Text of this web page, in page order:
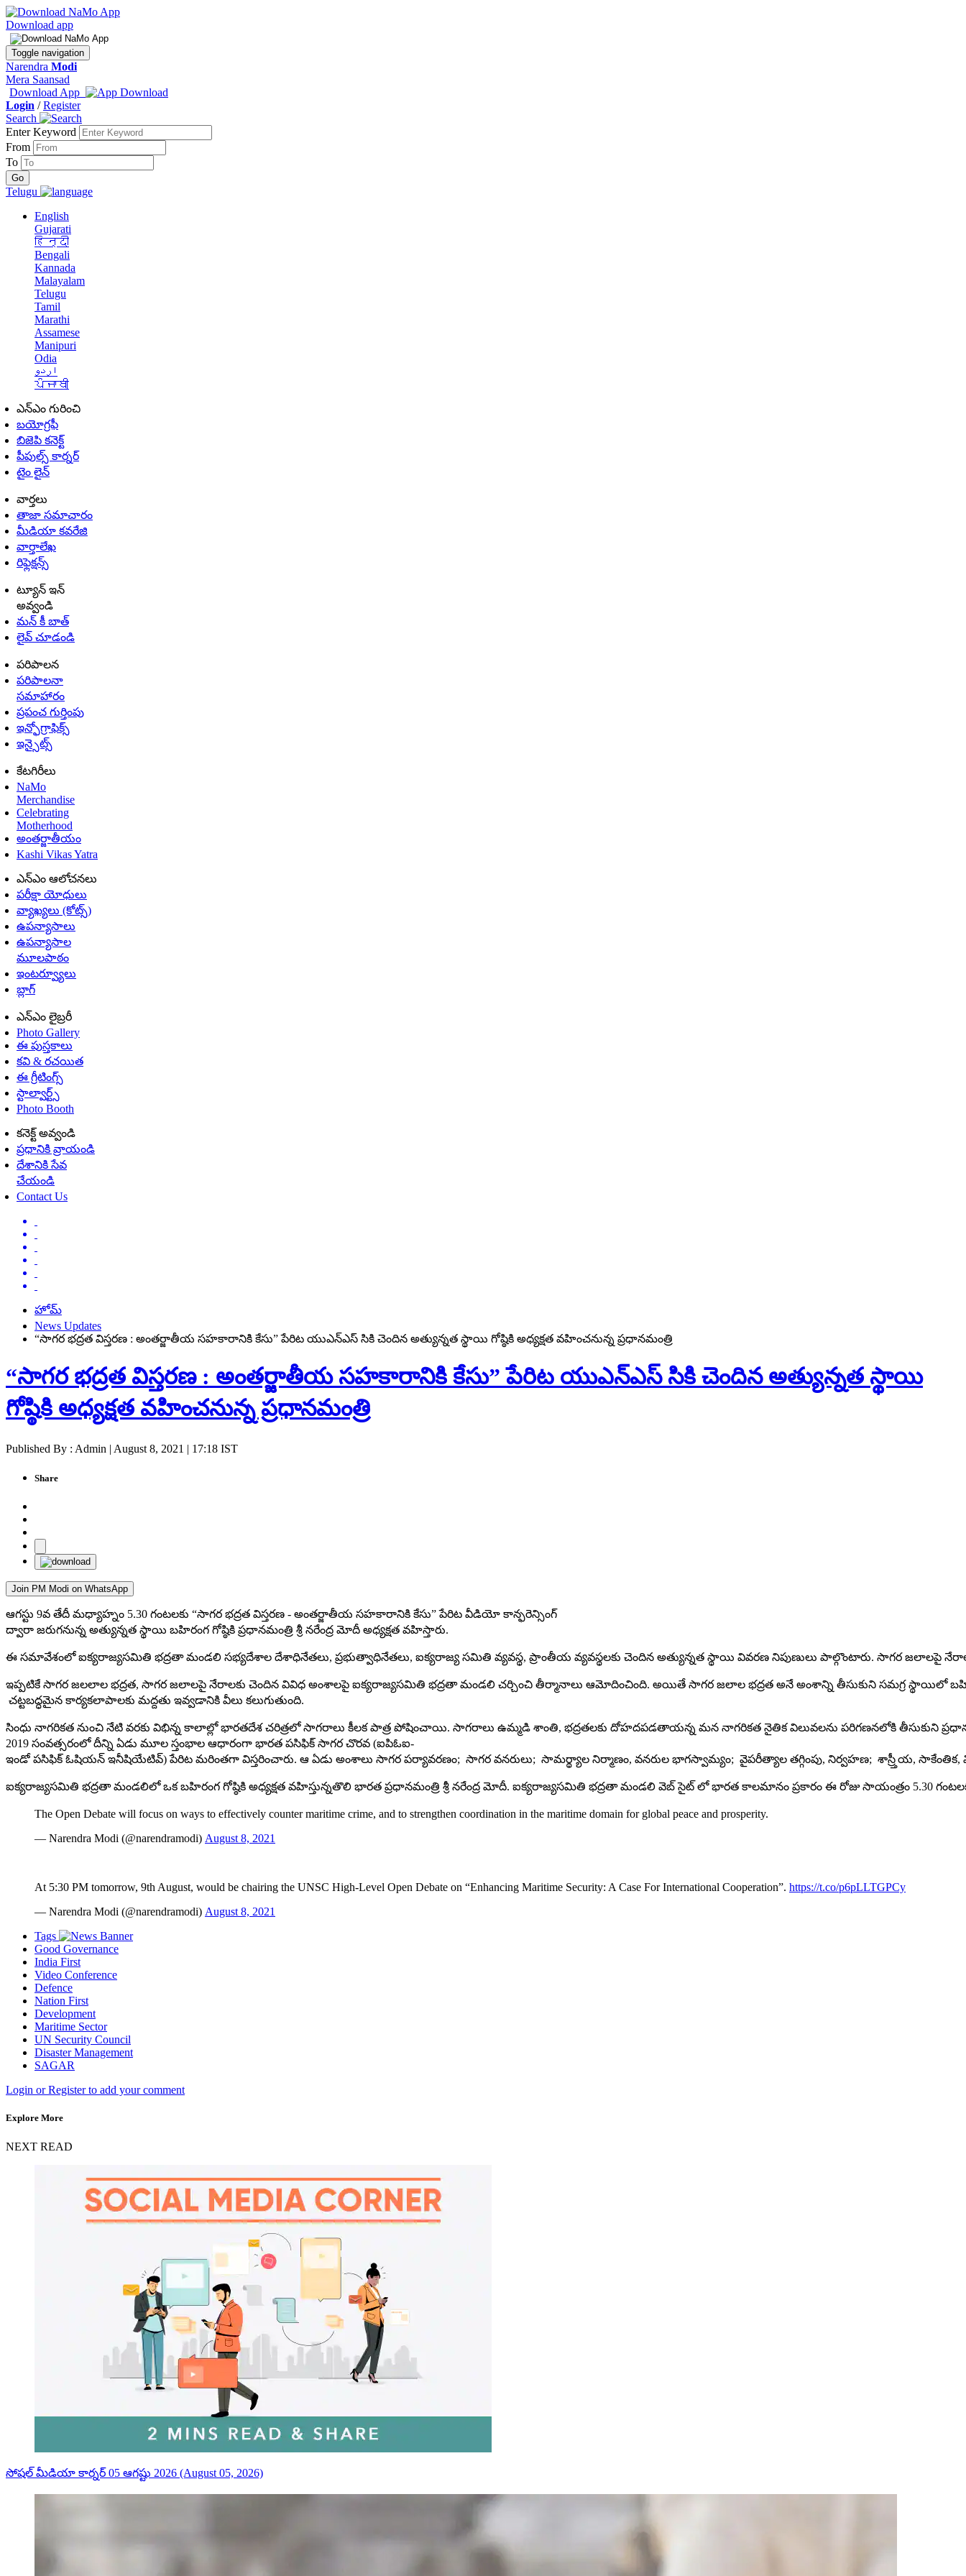
Download app
Toggle navigation
Narendra Modi
Mera Saansad
Download App
Login /Register
Search
Enter Keyword
From
To
Telugu
English
Gujarati
हिन्दी
Bengali
Kannada
Malayalam
Telugu
Tamil
Marathi
Assamese
Manipuri
Odia
اردو
ਪੰਜਾਬੀ
ఎన్ఎం గురించి
బయోగ్రఫీ
బిజెపి కనెక్ట్
పీపుల్స్ కార్నర్
టైం లైన్
వార్తలు
తాజా సమాచారం
మీడియా కవరేజి
వార్తాలేఖ
రిఫ్లెక్షన్స్
ట్యూన్ ఇన్
అవ్వండి
మన్ కీ బాత్
లైవ్ చూడండి
పరిపాలన
పరిపాలనా
సమాహారం
ప్రపంచ గుర్తింపు
ఇన్ఫోగ్రాఫిక్స్
ఇన్సైట్స్
కేటగిరీలు
NaMo
Merchandise
Celebrating
Motherhood
అంతర్జాతీయం
Kashi Vikas Yatra
ఎన్ఎం ఆలోచనలు
పరీక్షా యోధులు
వ్యాఖ్యలు (కోట్స్)
ఉపన్యాసాలు
ఉపన్యాసాల
మూలపాఠం
ఇంటర్వ్యూలు
బ్లాగ్
ఎన్ఎం లైబ్రరీ
Photo Gallery
ఈ పుస్తకాలు
కవి & రచయిత
ఈ గ్రీటింగ్స్
స్టాల్వార్ట్స్
Photo Booth
కనెక్ట్ అవ్వండి
ప్రధానికి వ్రాయండి
దేశానికి సేవ
చేయండి
Contact Us
హోమ్
News Updates
“సాగ‌ర భ‌ద్ర‌త విస్త‌ర‌ణ : అంత‌ర్జాతీయ స‌హ‌కారానికి కేసు” పేరిట యుఎన్ఎస్ సికి చెందిన అత్యున్న‌త స్థాయి గోష్ఠికి అధ్య‌క్ష‌త వ‌హించ‌నున్న ప్ర‌ధాన‌మంత్రి
“సాగ‌ర భ‌ద్ర‌త విస్త‌ర‌ణ : అంత‌ర్జాతీయ స‌హ‌కారానికి కేసు” పేరిట యుఎన్ఎస్ సికి చెందిన అత్యున్న‌త స్థాయి
గోష్ఠికి అధ్య‌క్ష‌త వ‌హించ‌నున్న ప్ర‌ధాన‌మంత్రి
Published By : Admin | August 8, 2021 | 17:18 IST
Share
Join PM Modi on WhatsApp
ఆగ‌స్టు 9వ తేదీ మ‌ధ్యాహ్నం 5.30 గంట‌లకు “సాగ‌ర భ‌ద్ర‌త విస్త‌ర‌ణ - అంత‌ర్జాతీయ స‌హ‌కారానికి కేసు” పేరిట వీడియో కాన్ఫ‌రెన్సింగ్
ద్వారా జ‌రుగ‌నున్న అత్యున్న‌త స్థాయి బ‌హిరంగ గోష్ఠికి ప్ర‌ధాన‌మంత్రి శ్రీ న‌రేంద్ర మోదీ అధ్య‌క్ష‌త వ‌హిస్తారు.
ఈ స‌మావేశంలో ఐక్య‌రాజ్య‌స‌మితి భ‌ద్ర‌తా మండ‌లి స‌భ్య‌దేశాల దేశాధినేత‌లు, ప్ర‌భుత్వాధినేత‌లు, ఐక్య‌రాజ్య స‌మితి వ్య‌వ‌స్థ‌, ప్రాంతీయ వ్య‌వ‌స్థ‌ల‌కు చెందిన అత్యున్న‌త స్థాయి వివ‌ర‌ణ నిపుణులు పాల్గొంటారు. సాగ‌ర జ‌లాల‌పై
ఇప్ప‌టికే సాగ‌ర జ‌ల‌లాల భ‌ద్ర‌త‌, సాగ‌ర జ‌లాలపై నేరాలకు చెందిన వివిధ‌ అంశాల‌పై ఐక్య‌రాజ్య‌స‌మితి భ‌ద్ర‌తా మండ‌లి చ‌ర్చించి తీర్మానాలు ఆమోదించింది. అయితే సాగ‌ర జ‌లాల భ‌ద్ర‌త అనే అంశాన్ని తీసుకుని స‌మ‌గ్ర స్థాయిలో
చ‌ట్ట‌బ‌ద్ధ‌మైన కార్య‌క‌లాపాల‌కు మ‌ద్ద‌తు ఇవ్వ‌డానికి వీలు క‌లుగుతుంది.
సింధు నాగ‌రిక‌త నుంచి నేటి వ‌ర‌కు విభిన్న కాలాల్లో భార‌త‌దేశ చ‌రిత్ర‌లో సాగ‌రాలు కీల‌క పాత్ర పోషించాయి. సాగ‌రాలు ఉమ్మ‌డి శాంతి, భ‌ద్ర‌త‌ల‌కు దోహ‌ద‌ప‌డ‌తాయ‌న్న మ‌న నాగ‌రిక‌త నైతిక విలువ‌లను ప‌రిగ‌ణ‌న‌లోకి తీసుకుని
2019 సంవ‌త్స‌రంలో దీన్ని ఏడు మూల స్తంభాల ఆధారంగా భార‌త ప‌సిఫిక్ సాగ‌ర చొర‌వ (ఐపిఓఐ-
ఇండో ప‌సిఫిక్ ఓషియ‌న్ ఇనీషియేటివ్‌) పేరిట‌ మ‌రింత‌గా విస్త‌రించారు. ఆ ఏడు అంశాలు సాగ‌ర ప‌ర్యావ‌ర‌ణం; సాగ‌ర వ‌న‌రులు; సామ‌ర్థ్యాల నిర్మాణం, వ‌న‌రుల భాగ‌స్వామ్యం; వైప‌రీత్యాల త‌గ్గింపు, నిర్వ‌హ‌ణ‌; శాస్ర్తీయ‌,
ఐక్య‌రాజ్య‌స‌మితి భ‌ద్ర‌తా మండ‌లిలో ఒక బ‌హిరంగ గోష్ఠికి అధ్య‌క్ష‌త వ‌హిస్తున్న‌తొలి భార‌త ప్ర‌ధాన‌మంత్రి శ్రీ న‌రేంద్ర మోదీ. ఐక్య‌రాజ్య‌స‌మితి భ‌ద్ర‌తా మండ‌లి వెబ్ సైట్ లో భార‌త కాల‌మానం ప్ర‌కారం ఈ రోజు సాయంత్రం 5.30
The Open Debate will focus on ways to effectively counter maritime crime, and to strengthen coordination in the maritime domain for global peace and prosperity.
— Narendra Modi (@narendramodi) August 8, 2021
At 5:30 PM tomorrow, 9th August, would be chairing the UNSC High-Level Open Debate on “Enhancing Maritime Security: A Case For International Cooperation”. https://t.co/p6pLLTGPCy
— Narendra Modi (@narendramodi) August 8, 2021
Tags
Good Governance
India First
Video Conference
Defence
Nation First
Development
Maritime Sector
UN Security Council
Disaster Management
SAGAR
Login or Register to add your comment
Explore More
NEXT READ
సోషల్ మీడియా కార్నర్ 05 ఆగష్టు 2026 (August 05, 2026)